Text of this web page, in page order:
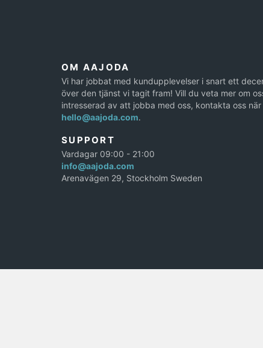
OM AAJODA
Vi har jobbat med kundupplevelser i snart ett
över den tjänst vi tagit fram! Vill du veta mer om
intresserad av att jobba med oss, kontakta oss när
hello@aajoda.com.
SUPPORT
Vardagar 09:00 - 21:00
info@aajoda.com
Arenavägen 29, Stockholm Sweden